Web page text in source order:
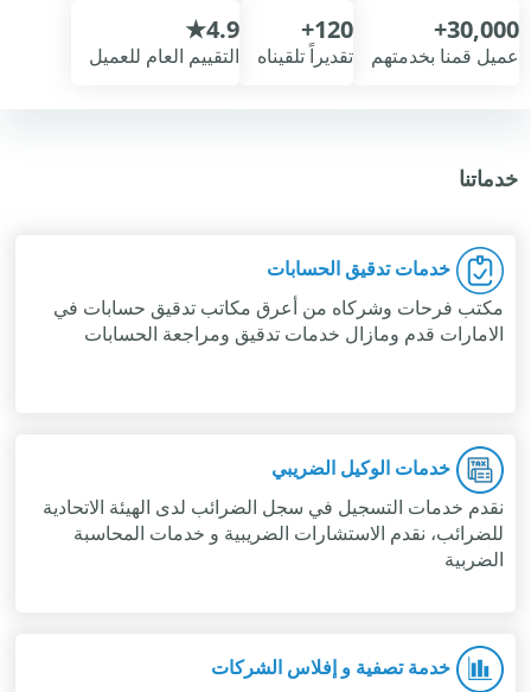
30,000+
عميل قمنا بخدمتهم
120+
تقديراً تلقيناه
4.9★
التقييم العام للعميل
خدماتنا
خدمات تدقيق الحسابات
مكتب فرحات وشركاه من أعرق مكاتب تدقيق حسابات في
الامارات قدم ومازال خدمات تدقيق ومراجعة الحسابات
خدمات الوكيل الضريبي
نقدم خدمات التسجيل في سجل الضرائب لدى الهيئة الاتحادية
للضرائب، نقدم الاستشارات الضريبية و خدمات المحاسبة
الضربية
خدمة تصفية و إفلاس الشركات